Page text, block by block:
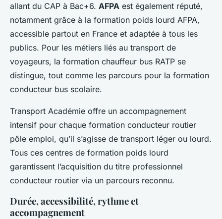
allant du CAP à Bac+6. AFPA est également réputé,
notamment grâce à la formation poids lourd AFPA,
accessible partout en France et adaptée à tous les
publics. Pour les métiers liés au transport de
voyageurs, la formation chauffeur bus RATP se
distingue, tout comme les parcours pour la formation
conducteur bus scolaire.
Transport Académie offre un accompagnement
intensif pour chaque formation conducteur routier
pôle emploi, qu’il s’agisse de transport léger ou lourd.
Tous ces centres de formation poids lourd
garantissent l’acquisition du titre professionnel
conducteur routier via un parcours reconnu.
Durée, accessibilité, rythme et
accompagnement